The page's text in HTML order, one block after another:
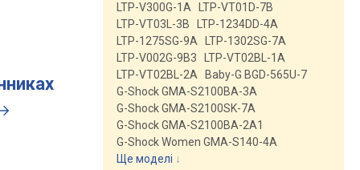
LTP-V300G-1A
LTP-VT01D-7B
LTP-VT03L-3B
LTP-1234DD-4A
LTP-1275SG-9A
LTP-1302SG-7A
LTP-V002G-9B3
LTP-VT02BL-1A
LTP-VT02BL-2A
Baby-G BGD-565U-7
G-Shock GMA-S2100BA-3A
G-Shock GMA-S2100SK-7A
G-Shock GMA-S2100BA-2A1
G-Shock Women GMA-S140-4A
Ще моделі ↓